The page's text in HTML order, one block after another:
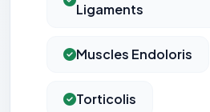
Ligaments
Muscles Endoloris
Torticolis